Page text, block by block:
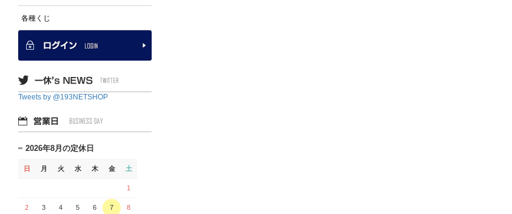
各種くじ
Tweets by @193NETSHOP
2026年8月の定休日
日 月 火 水 木 金 土
1
2 3 4 5 6 7 8